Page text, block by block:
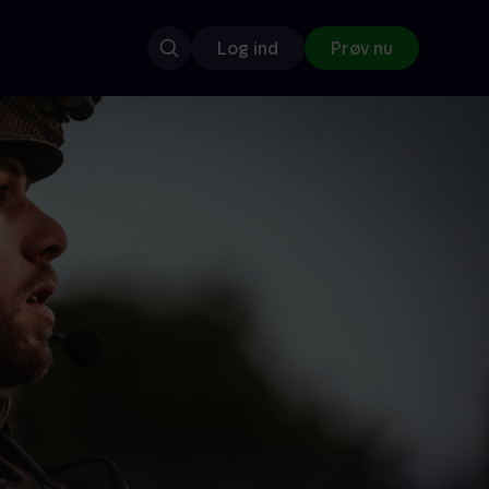
Log ind Prøv nu